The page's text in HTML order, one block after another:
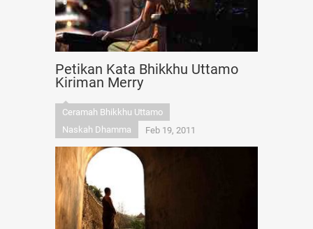
Petikan Kata Bhikkhu Uttamo
Kiriman Merry
Ceramah Bhikkhu Uttamo
Naskah Dhamma
Feb 19, 2011